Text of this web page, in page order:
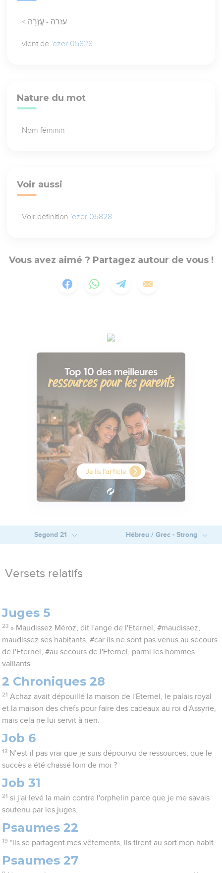
< עזרה - עֶזְרָה
vient de`ezer 05828
Nature du mot
Nom féminin
Voir aussi
Voir définition`ezer 05828
Vous avez aimé ? Partagez autour de vous !
Segond 21 Hébreu / Grec - Strong
Versets relatifs
Juges 5
23 » Maudissez Méroz, dit l'ange de l'Eternel, #maudissez,
maudissez ses habitants, #car ils ne sont pas venus au secours
de l'Eternel, #au secours de l'Eternel, parmi les hommes
vaillants.
2 Chroniques 28
21 Achaz avait dépouillé la maison de l'Eternel, le palais royal
et la maison des chefs pour faire des cadeaux au roi d'Assyrie,
mais cela ne lui servit à rien.
Job 6
13 N’est-il pas vrai que je suis dépourvu de ressources, que le
succès a été chassé loin de moi ?
Job 31
21 si j'ai levé la main contre l'orphelin parce que je me savais
soutenu par les juges,
Psaumes 22
19 *ils se partagent mes vêtements, ils tirent au sort mon habit.
Psaumes 27